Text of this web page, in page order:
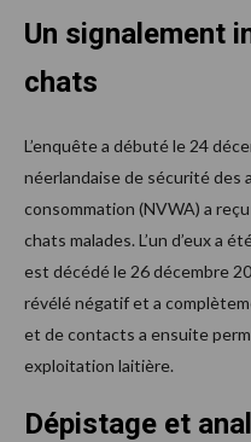
Un signalement
chats
L’enquête a débuté le 24
néerlandaise de sécurité des
consommation (NVWA) a
chats malades. L’un d’eux a
est décédé le 26 décembre
révélé négatif et a
et de contacts a ensuite
exploitation laitière.
Dépistage et